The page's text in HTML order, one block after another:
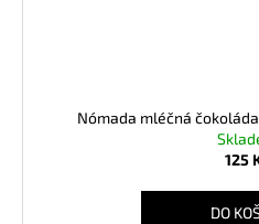
Nómada mléčná
125
DO